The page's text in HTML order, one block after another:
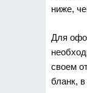
ниже,
Для
своем
бланк,